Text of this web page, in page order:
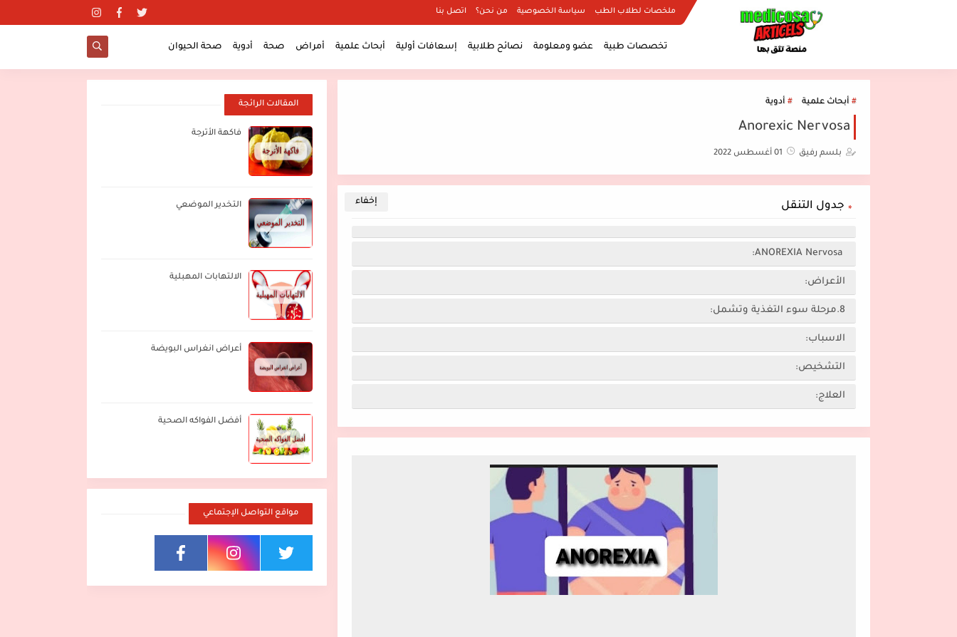
ملخصات لطلاب الطب سياسة الخصوصية من نحن؟ اتصل بنا
تخصصات طبية عضو ومعلومة نصائح طلابية إسعافات أولية أبحاث علمية أمراض صحة أدوية صحة الحيوان
أبحاث علمية أدوية
Anorexic Nervosa
بلسم رفيق 01 أغسطس 2022
جدول التنقل
الأعراض:
8.مرحلة سوء التغذية وتشمل:
الاسباب:
التشخيص:
العلاج:
المقالات الرائجة
فاكهة الأترجة
التخدير الموضعي
الالتهابات المهبلية
أعراض انغراس البويضة
أفضل الفواكه الصحية
مواقع التواصل الإجتماعي